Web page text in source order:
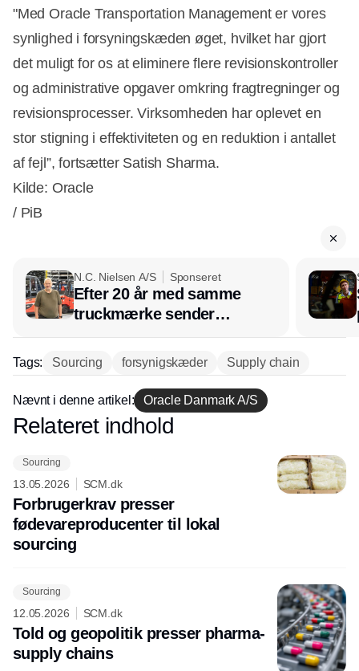
"Med Oracle Transportation Management er vores
synlighed i forsyningskæden øget, hvilket har gjort
det muligt for os at eliminere flere revisionskontroller
og administrative opgaver omkring fragtregninger og
revisionsprocesser. Virksomheden har oplevet en
stor stigning i effektiviteten og en reduktion i antallet
af fejl”, fortsætter Satish Sharma.
Kilde: Oracle
/ PiB
N.C. Nielsen A/S Sponseret
Efter 20 år med samme
truckmærke sender
lagerchef stafetten videre
hos INOX
Tags: Sourcing forsynigskæder Supply chain
Nævnt i denne artikel: Oracle Danmark A/S
Annonce
Relateret indhold
Sourcing
13.05.2026 SCM.dk
Forbrugerkrav presser
fødevareproducenter til lokal
sourcing
Sourcing
12.05.2026 SCM.dk
Told og geopolitik presser pharma-
supply chains